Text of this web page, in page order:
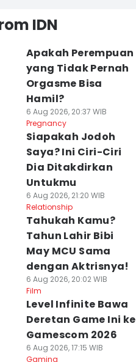
IDN
Apakah Perempuan
yang Tidak Pernah
Orgasme Bisa
Hamil?
6 Aug 2026, 20:37 WIB
Pregnancy
Siapakah Jodoh
Saya? Ini Ciri-Ciri
Dia Ditakdirkan
Untukmu
6 Aug 2026, 21:20 WIB
Relationship
Tahukah Kamu?
Tahun Lahir Bibi
May MCU Sama
dengan Aktrisnya!
6 Aug 2026, 20:02 WIB
Film
Level Infinite Bawa
Deretan Game Ini ke
Gamescom 2026
6 Aug 2026, 17:15 WIB
Gaming